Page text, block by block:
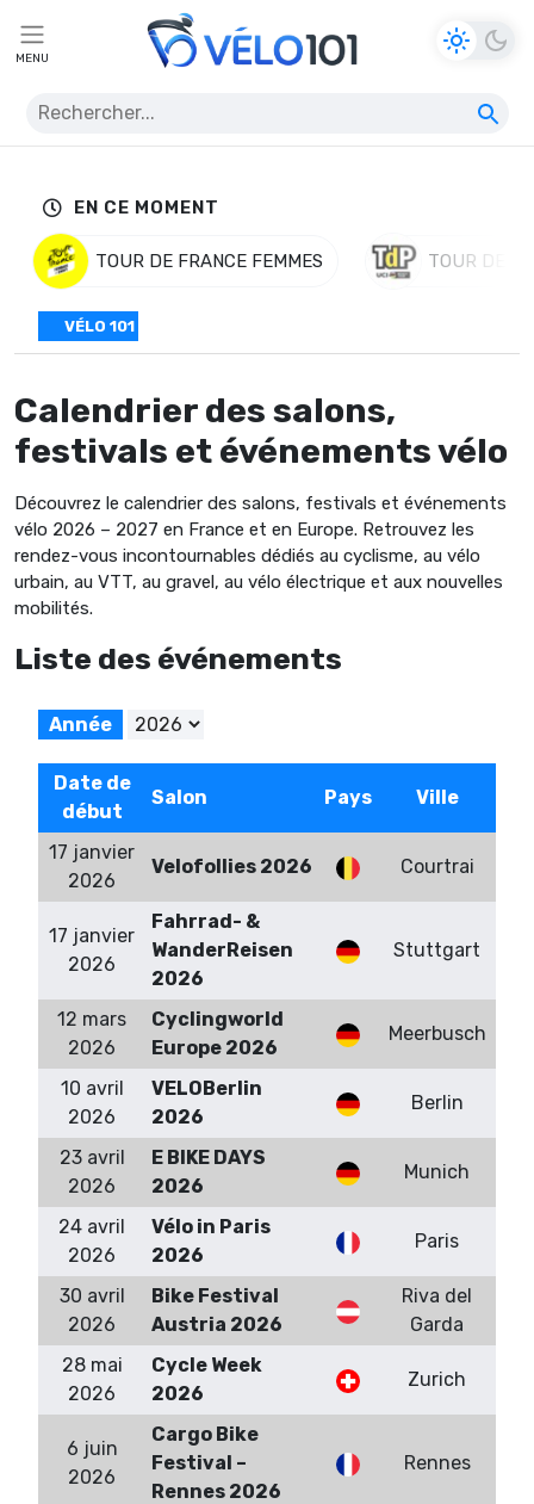
MENU
EN CE MOMENT
TOUR DE FRANCE FEMMES TOUR DE
VÉLO 101
Calendrier des salons,
festivals et événements vélo
Découvrez le calendrier des salons, festivals et événements
vélo 2026 – 2027 en France et en Europe. Retrouvez les
rendez-vous incontournables dédiés au cyclisme, au vélo
urbain, au VTT, au gravel, au vélo électrique et aux nouvelles
mobilités.
Liste des événements
Année
Date de
début
Salon Pays Ville
17 janvier
2026
Velofollies 2026 Courtrai
17 janvier
2026
Fahrrad- &
WanderReisen
2026
Stuttgart
12 mars
2026
Cyclingworld
Europe 2026
Meerbusch
10 avril
2026
VELOBerlin
2026
Berlin
23 avril
2026
E BIKE DAYS
2026
Munich
24 avril
2026
Vélo in Paris
2026
Paris
30 avril
2026
Bike Festival
Austria 2026
Riva del
Garda
28 mai
2026
Cycle Week
2026
Zurich
6 juin
2026
Cargo Bike
Festival –
Rennes 2026
Rennes